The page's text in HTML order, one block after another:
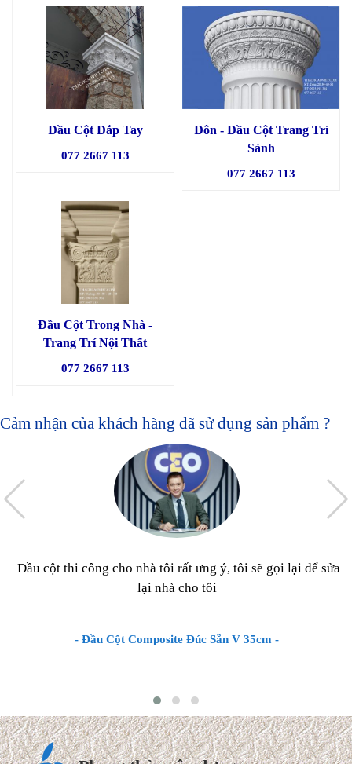
Đầu Cột Đắp Tay
077 2667 113
Đôn - Đầu Cột Trang Trí
Sảnh
077 2667 113
Đầu Cột Trong Nhà -
Trang Trí Nội Thất
077 2667 113
Cảm nhận của khách hàng đã sử dụng sản phẩm ?
Đầu cột thi công cho nhà tôi rất ưng ý, tôi sẽ gọi lại để sửa
lại nhà cho tôi
- Đầu Cột Composite Đúc Sẵn V 35cm -
Chi phí xây dựng & Hoàn
thiện Biệt thự mái Thái 2027
Hiện nay, chi phí thi công hoàn